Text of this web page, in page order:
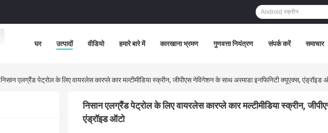
घर उत्पादों वीडियो हमारे बारे में कारखाना भ्रमण गुणवत्ता नियंत्रण संपर्क करें समाचार
निसान एलग्रैंड पेट्रोल के लिए वायरलेस कारप्ले कार मल्टीमीडिया स्क्रीन, जीपीएस नेविगेशन के साथ अरमाडा इनफिनिटी क्यूएक्स, एंड्रॉइड
निसान एलग्रैंड पेट्रोल के लिए वायरलेस कारप्ले कार मल्टीमीडिया स्क्रीन,
एंड्रॉइड ऑटो